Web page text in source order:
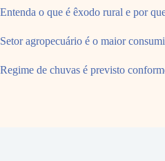
Entenda o que é êxodo rural e por
Setor agropecuário é o maior
Regime de chuvas é previsto